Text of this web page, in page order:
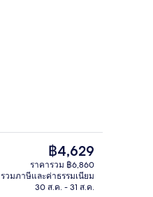
บริเวณนั่งเล่นที่ล็อบบี้
ราคา
ปัจจุบัน
฿4,629
฿4,629
ราคารวม ฿6,860
รวมภาษีและค่าธรรมเนียม
30 ส.ค. - 31 ส.ค.